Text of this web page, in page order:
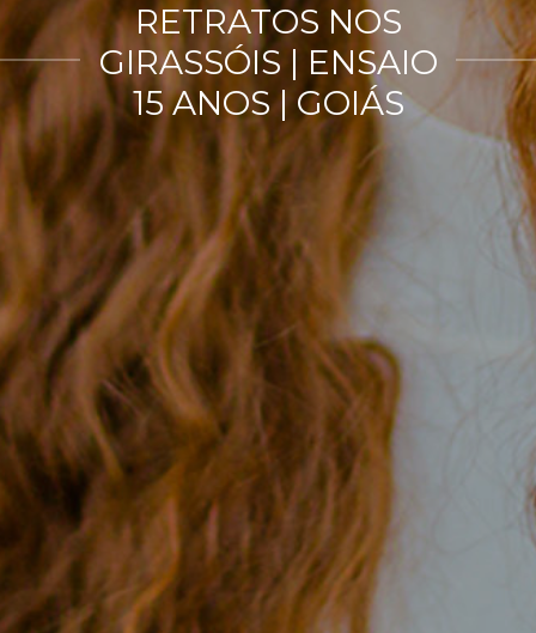
RETRATOS NOS
GIRASSÓIS | ENSAIO
15 ANOS | GOIÁS